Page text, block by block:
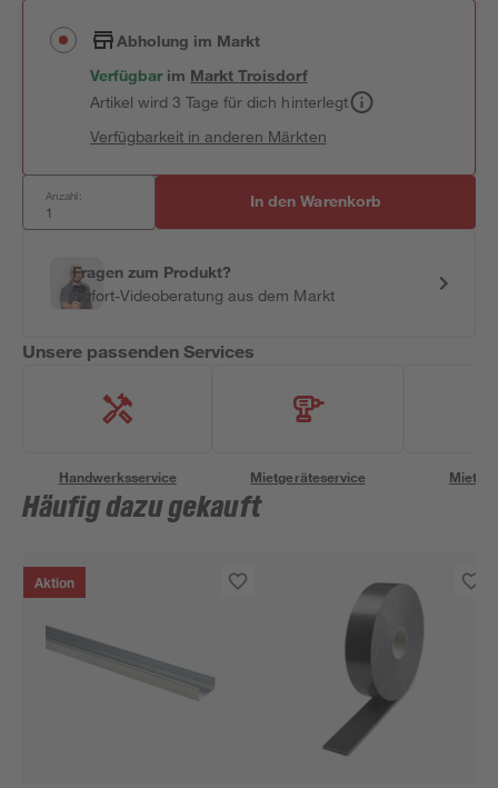
Abholung im Markt
Verfügbar im MarktTroisdorf
Artikel wird 3 Tage für dich hinterlegt
Verfügbarkeit in anderen Märkten
Anzahl: In den Warenkorb
Fragen zum Produkt?
Sofort-Videoberatung aus dem Markt
Unsere passenden Services
Handwerksservice Mietgeräteservice
Häufig dazu gekauft
Aktion